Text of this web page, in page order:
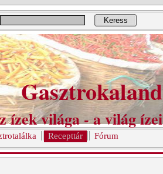
Keress
Gasztrokaland
ízek világa - a világ ízei
Recepttár Fórum